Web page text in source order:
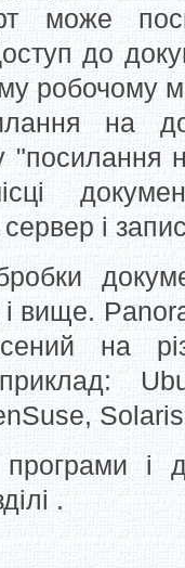
може
до
робочому
на
"посилання
і
і вище.
на
і
.